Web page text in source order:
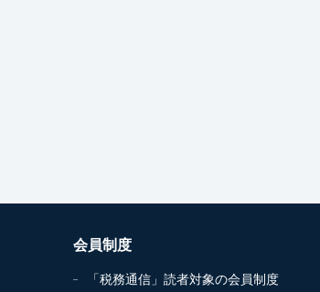
会員制度
「税務通信」読者対象の会員制度